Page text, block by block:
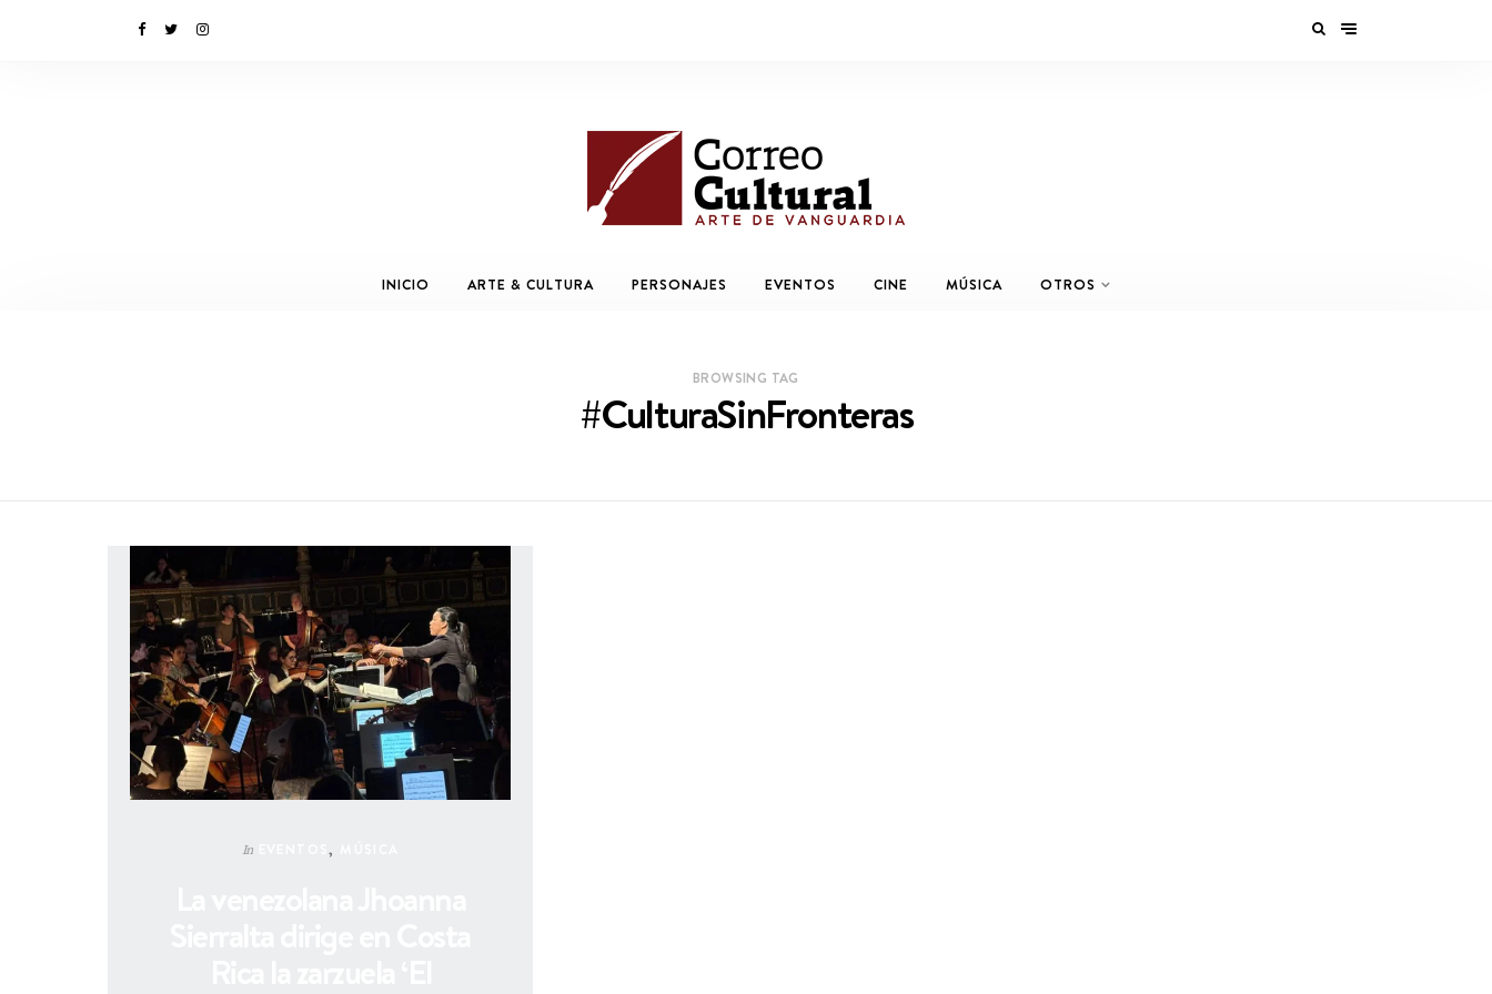
INICIO ARTE & CULTURA PERSONAJES EVENTOS CINE MÚSICA OTROS
BROWSING TAG
#CulturaSinFronteras
In EVENTOS,